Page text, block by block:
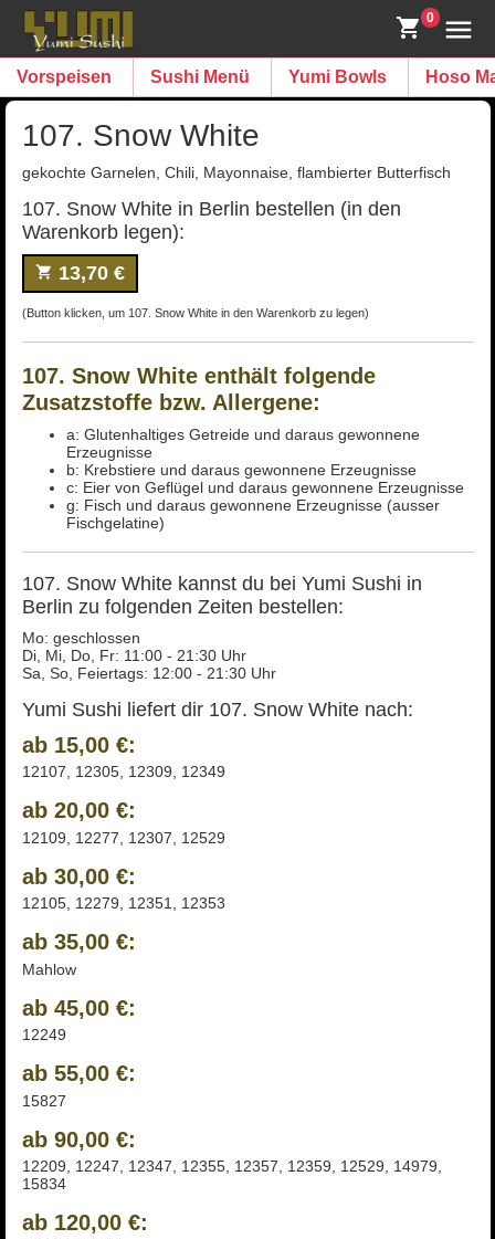
0
Vorspeisen Sushi Menü Yumi Bowls Hoso
107. Snow White
gekochte Garnelen, Chili, Mayonnaise, flambierter Butterfisch
107. Snow White in Berlin bestellen (in den
Warenkorb legen):
13,70 €
(Button klicken, um 107. Snow White in den Warenkorb zu legen)
107. Snow White enthält folgende
Zusatzstoffe bzw. Allergene:
a: Glutenhaltiges Getreide und daraus gewonnene
Erzeugnisse
b: Krebstiere und daraus gewonnene Erzeugnisse
c: Eier von Geflügel und daraus gewonnene Erzeugnisse
g: Fisch und daraus gewonnene Erzeugnisse (ausser
Fischgelatine)
107. Snow White kannst du bei Yumi Sushi in
Berlin zu folgenden Zeiten bestellen:
Mo: geschlossen
Di, Mi, Do, Fr: 11:00 - 21:30 Uhr
Sa, So, Feiertags: 12:00 - 21:30 Uhr
Yumi Sushi liefert dir 107. Snow White nach:
ab 15,00 €:
12107, 12305, 12309, 12349
ab 20,00 €:
12109, 12277, 12307, 12529
ab 30,00 €:
12105, 12279, 12351, 12353
ab 35,00 €:
Mahlow
ab 45,00 €:
12249
ab 55,00 €:
15827
ab 90,00 €:
12209, 12247, 12347, 12355, 12357, 12359, 12529, 14979,
15834
ab 120,00 €: